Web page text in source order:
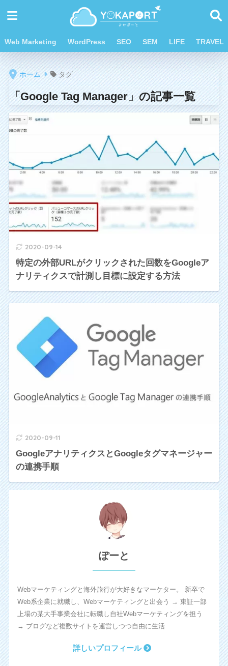
Web Marketing WordPress SEO SEM LIFE TRAVEL
ホーム タグ
「Google Tag Manager」の記事一覧
2020-09-14
特定の外部URLがクリックされた回数をGoogleア
ナリティクスで計測し目標に設定する方法
2020-09-11
GoogleアナリティクスとGoogleタグマネージャー
の連携手順
ぽーと
Webマーケティングと海外旅行が大好きなマーケター。 新卒で
Web系企業に就職し、Webマーケティングと出会う → 東証一部
上場の某大手事業会社に転職し自社Webマーケティングを担う
→ ブログなど複数サイトを運営しつつ自由に生活
詳しいプロフィール